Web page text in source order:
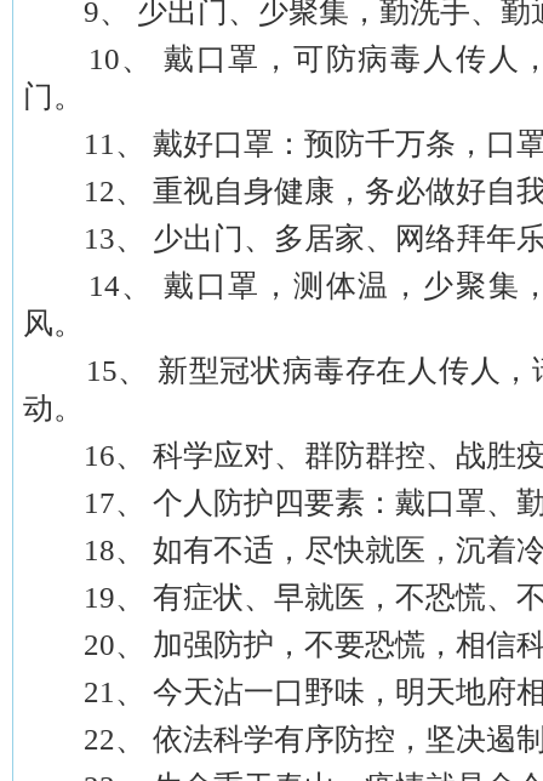
9、 少出门、少聚集，勤洗手、勤
10、 戴口罩，可防病毒人传人
门。
11、 戴好口罩：预防千万条，口
12、 重视自身健康，务必做好自
13、 少出门、多居家、网络拜年
14、 戴口罩，测体温，少聚集
风。
15、 新型冠状病毒存在人传人，
动。
16、 科学应对、群防群控、战胜
17、 个人防护四要素：戴口罩、
18、 如有不适，尽快就医，沉着
19、 有症状、早就医，不恐慌、
20、 加强防护，不要恐慌，相信
21、 今天沾一口野味，明天地府
22、 依法科学有序防控，坚决遏